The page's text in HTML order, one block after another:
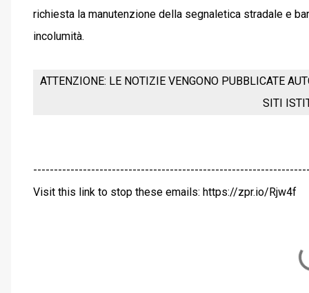
richiesta la manutenzione della segnaletica stradale e
incolumità.
ATTENZIONE: LE NOTIZIE VENGONO PUBBLICATE
SITI
Visit this link to stop these emails: https://zpr.io/Rjw4f